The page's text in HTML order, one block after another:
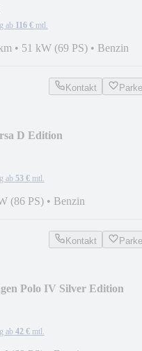
ab 116 € mtl.
• 51 kW (69 PS) • Benzin
Kontakt
D Edition
ab 53 € mtl.
(86 PS) • Benzin
Kontakt
Polo IV Silver Edition
ab 42 € mtl.